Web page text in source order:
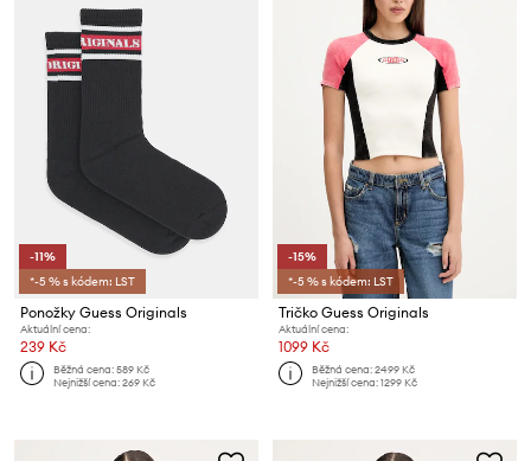
-11%
*-5 % s kódem: LST
Ponožky Guess Originals
Aktuální cena:
239 Kč
Běžná cena:589 Kč
Nejnižší cena:269 Kč
-15%
*-5 % s kódem: LST
Tričko Guess Originals
Aktuální cena:
1099 Kč
Běžná cena:2499 Kč
Nejnižší cena:1299 Kč